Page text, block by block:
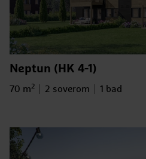
Neptun (HK 4-1)
Bruksareal
70 m2 Antall soverom
2 soverom Antall bad
1 bad